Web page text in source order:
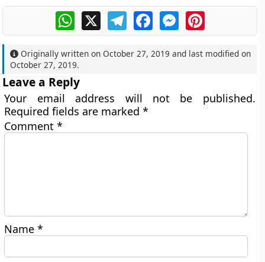
WhatsApp
X TelegramFacebookMessengerPinterest
Originally written onOctober 27, 2019 and last modified on
October 27, 2019.
Leave a Reply
Your email address will not be published.
Required fields are marked*
Comment*
Name*